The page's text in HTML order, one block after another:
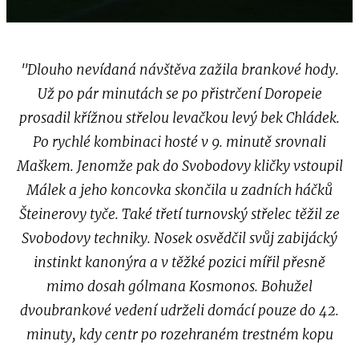
"Dlouho nevídaná návštěva zažila brankové hody.
Už po pár minutách se po přistrčení Doropeie
prosadil křížnou střelou levačkou levý bek Chládek.
Po rychlé kombinaci hosté v 9. minutě srovnali
Maškem. Jenomže pak do Svobodovy kličky vstoupil
Málek a jeho koncovka skončila u zadních háčků
Šteinerovy tyče. Také třetí turnovský střelec těžil ze
Svobodovy techniky. Nosek osvědčil svůj zabijácký
instinkt kanonýra a v těžké pozici mířil přesně
mimo dosah gólmana Kosmonos. Bohužel
dvoubrankové vedení udrželi domácí pouze do 42.
minuty, kdy centr po rozehraném trestném kopu